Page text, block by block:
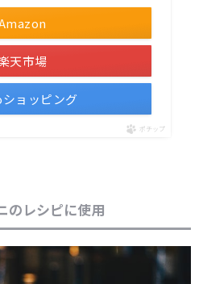
天市場
ョッピング
ポチップ
のレシピに使用